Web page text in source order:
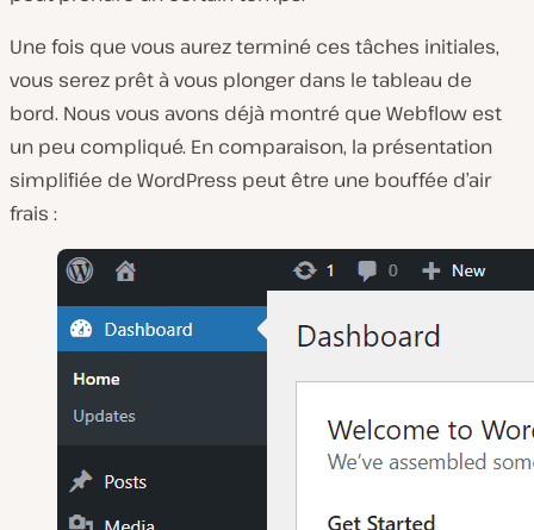
Une fois que vous aurez terminé ces tâches initiales,
vous serez prêt à vous plonger dans le tableau de
bord. Nous vous avons déjà montré que Webflow est
un peu compliqué. En comparaison, la présentation
simplifiée de WordPress peut être une bouffée d’air
frais :